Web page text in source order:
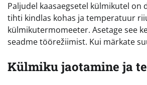
Paljudel kaasaegsetel külmikutel
tihti kindlas kohas ja temperatuur
külmikutermomeeter. Asetage see
seadme töörežiimist. Kui märkate
Külmiku jaotamine ja